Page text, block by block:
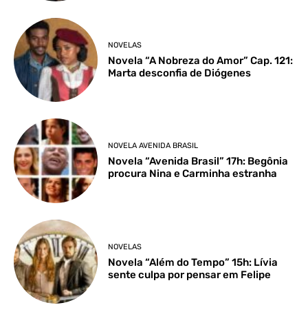
NOVELAS
Novela “A Nobreza do Amor” Cap. 121:
Marta desconfia de Diógenes
NOVELA AVENIDA BRASIL
Novela “Avenida Brasil” 17h: Begônia
procura Nina e Carminha estranha
NOVELAS
Novela “Além do Tempo” 15h: Lívia
sente culpa por pensar em Felipe